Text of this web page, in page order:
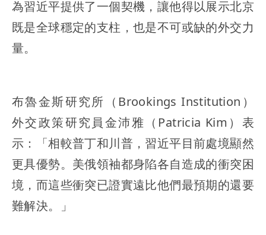
為習近平提供了一個契機，讓他得以展示北京
既是全球穩定的支柱，也是不可或缺的外交力
量。
布魯金斯研究所（Brookings Institution）
外交政策研究員金沛雅（Patricia Kim）表
示：「相較普丁和川普，習近平目前處境顯然
更具優勢。美俄領袖都身陷各自造成的衝突困
境，而這些衝突已證實遠比他們最預期的還要
難解決。」